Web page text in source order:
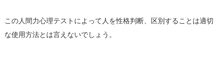
この人間力心理テストによって人を性格判断、区別することは適切
な使用方法とは言えないでしょう。